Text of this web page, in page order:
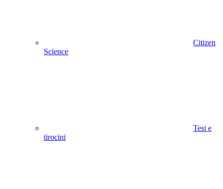
Citizen
Science
Tesi e
tirocini